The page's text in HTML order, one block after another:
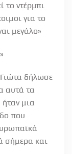
το ντέρμπι
για το
μεγάλο»
Γιώτα δήλωσε
αυτά τα
ήταν μια
που
σήμερα και